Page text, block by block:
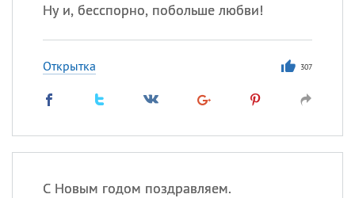
Ну и, бесспорно, побольше любви!
Открытка 307
С Новым годом поздравляем.